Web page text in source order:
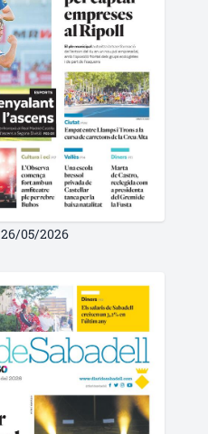
26/05/2026